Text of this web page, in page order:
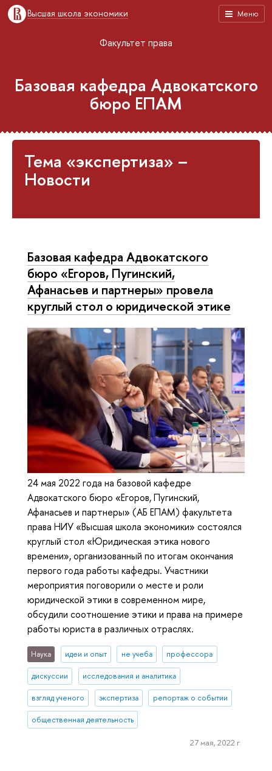
Меню
Высшая школа экономики
Факультет права
Базовая кафедра Адвокатского
бюро ЕПАМ
Тема «экспертиза» –
Новости
Базовая кафедра Адвокатского
бюро «Егоров, Пугинский,
Афанасьев и партнеры» провела
круглый стол о юридической этике
24 мая 2022 года на базовой кафедре
Адвокатского бюро «Егоров, Пугинский,
Афанасьев и партнеры» (АБ ЕПАМ) факультета
права НИУ «Высшая школа экономики» состоялся
круглый стол «Юридическая этика нового
времени», организованный по итогам окончания
первого года работы кафедры. Участники
мероприятия поговорили о месте и роли
юридической этики в современном мире,
обсудили соотношение этики и права на примере
работы юриста в различных отраслях.
Наука идеи и опыт не учеба профессора
дискуссии исследования и аналитика
взгляд ученого экспертиза репортаж о событии
общественная деятельность
27 мая, 2022 г.